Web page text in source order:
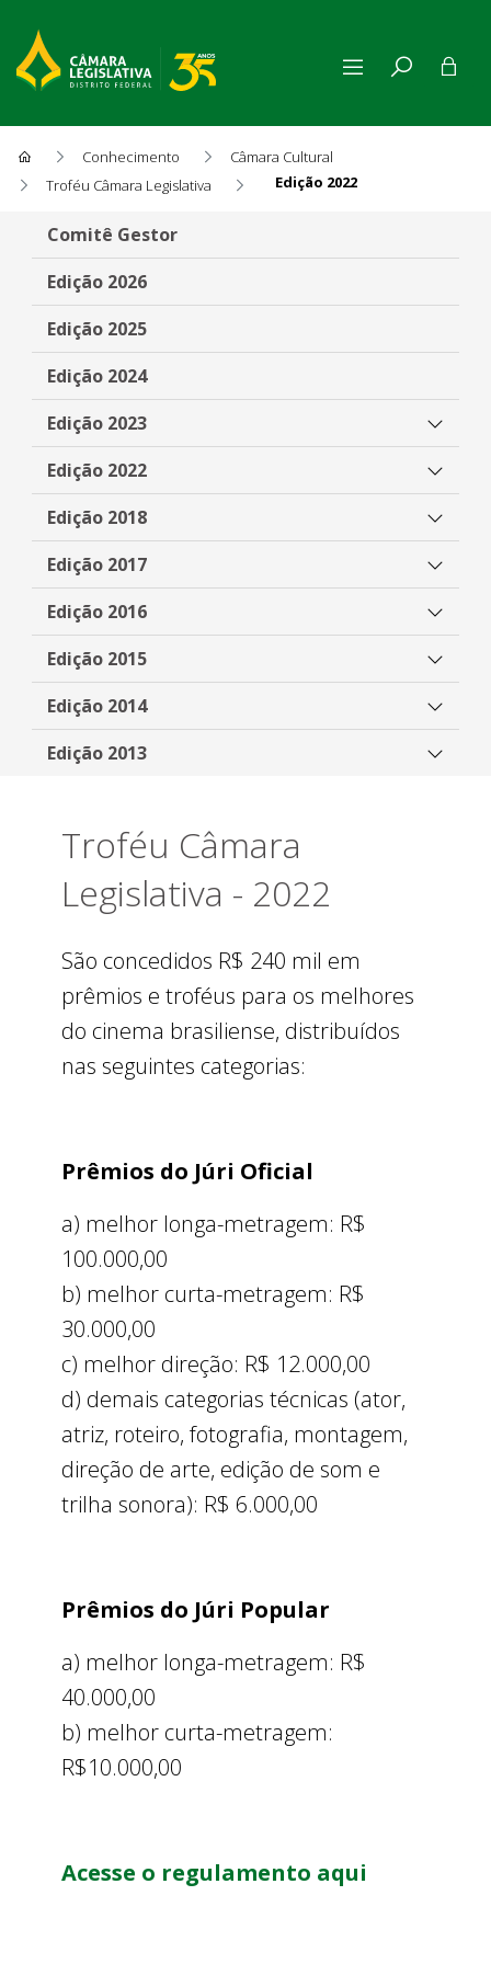
Conhecimento
Câmara Cultural
Troféu Câmara Legislativa
Edição 2022
Edição 2022
Comitê Gestor
Edição 2026
Edição 2025
Edição 2024
Edição 2023
Edição 2022
Edição 2018
Edição 2017
Edição 2016
Edição 2015
Edição 2014
Edição 2013
Troféu Câmara
Legislativa - 2022
São concedidos R$ 240 mil em
prêmios e troféus para os melhores
do cinema brasiliense, distribuídos
nas seguintes categorias:
Prêmios do Júri Oficial
a) melhor longa-metragem: R$
100.000,00
b) melhor curta-metragem: R$
30.000,00
c) melhor direção: R$ 12.000,00
d) demais categorias técnicas (ator,
atriz, roteiro, fotografia, montagem,
direção de arte, edição de som e
trilha sonora): R$ 6.000,00
Prêmios do Júri Popular
a) melhor longa-metragem: R$
40.000,00
b) melhor curta-metragem:
R$10.000,00
Acesse o regulamento aqui